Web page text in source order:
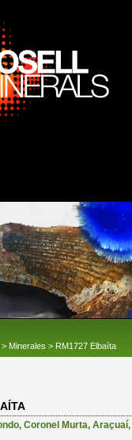
> Minerales > RM1727 Elbaíta
, Coronel Murta, Araçuaí,